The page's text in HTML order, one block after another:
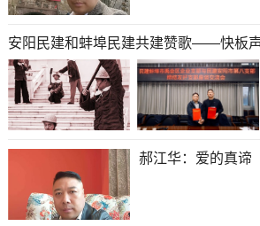
安阳民建和蚌埠民建共建赞歌——快板
郝江华：爱的真谛